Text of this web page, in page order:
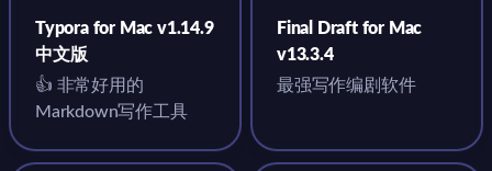
Typora for Mac v1.14.9
中文版
👍 非常好用的
Markdown写作工具
Final Draft for Mac
v13.3.4
最强写作编剧软件